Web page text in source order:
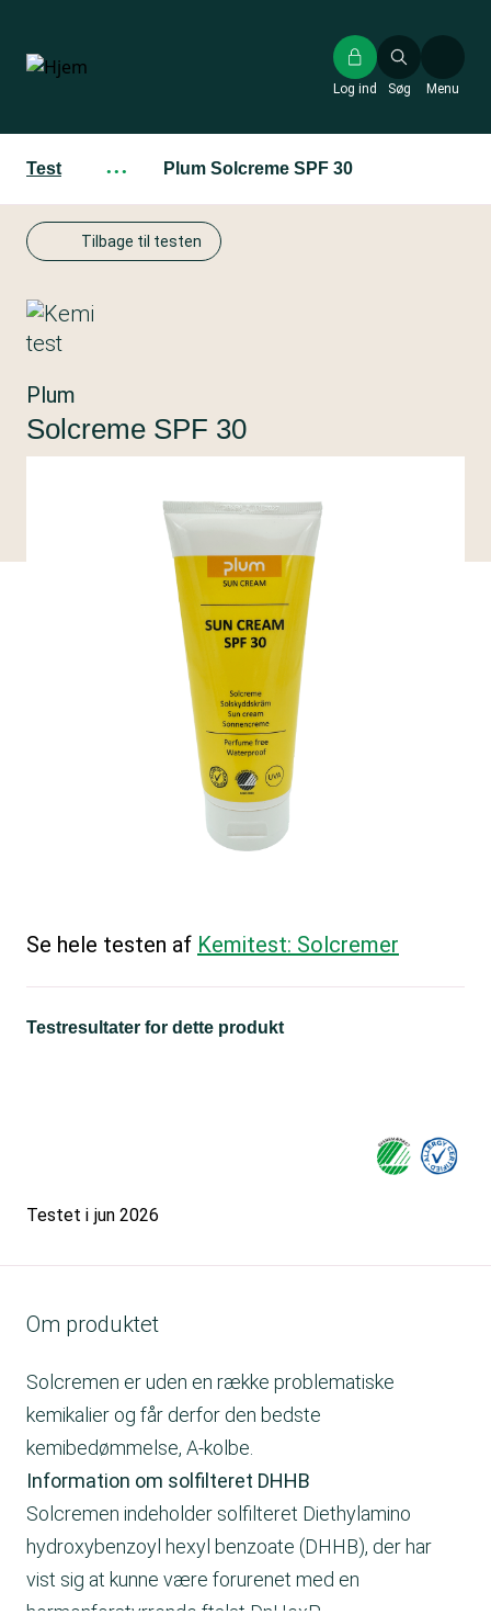
hovedindhold
Søg
Log ind Menu
Test ··· Plum Solcreme SPF 30
Tilbage til testen
Plum
Solcreme SPF 30
Se hele testen af Kemitest: Solcremer
Testresultater for dette produkt
Testet i jun 2026
Om produktet
Solcremen er uden en række problematiske
kemikalier og får derfor den bedste
kemibedømmelse, A-kolbe.
Information om solfilteret DHHB
Solcremen indeholder solfilteret Diethylamino
hydroxybenzoyl hexyl benzoate (DHHB), der har
vist sig at kunne være forurenet med en